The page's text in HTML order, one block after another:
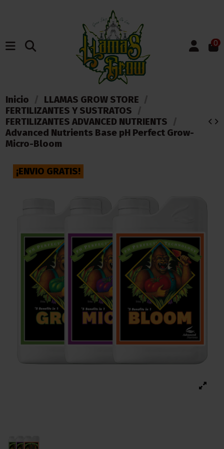
0
Inicio
LLAMAS GROW STORE
FERTILIZANTES Y SUSTRATOS
FERTILIZANTES ADVANCED NUTRIENTS
Advanced Nutrients Base pH Perfect Grow-
Micro-Bloom
¡ENVIO GRATIS!